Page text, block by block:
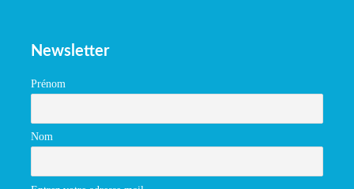
Newsletter
Prénom
Nom